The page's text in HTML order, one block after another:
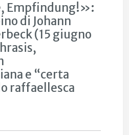
Empfindung!»:
di Johann
(15 giugno
e “certa
raffaellesca